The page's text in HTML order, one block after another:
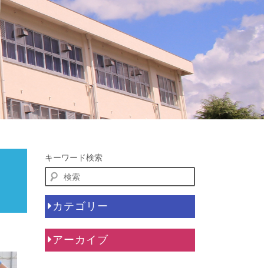
キーワード検索
カテゴリー
アーカイブ